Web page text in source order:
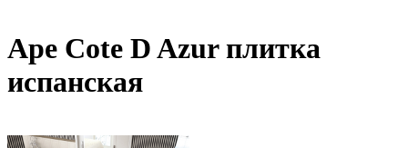
Ape Cote D Azur плитка
испанская